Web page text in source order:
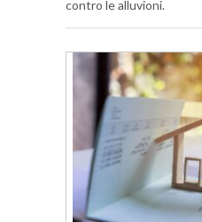
contro le alluvioni.